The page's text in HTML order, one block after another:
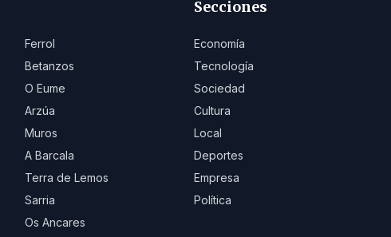
Ferrol
Betanzos
O Eume
Arzúa
Muros
A Barcala
Terra de Lemos
Sarria
Os Ancares
Secciones
Economía
Tecnología
Sociedad
Cultura
Local
Deportes
Empresa
Política